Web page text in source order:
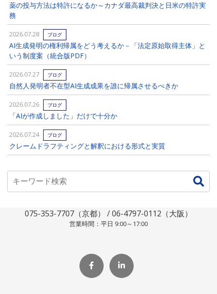
薬の投与方法は特許になるか～カナダ最高裁判決と日米の特許実
務
2026.07.28 ブログ
AI生成発明の権利帰属をどう考えるか－「法定原始取得主体」と
いう制度案（統合版PDF）
2026.07.27 ブログ
自然人発明者不在型AI生成成果を誰に帰属させるべきか
2026.07.26 ブログ
「AIが作成しました」だけで十分か
2026.07.24 ブログ
クレームドラフティングと解釈における形式と実質
075-353-7707（京都） / 06-4797-0112（大阪）
営業時間：平日 9:00～17:00